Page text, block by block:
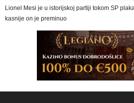
Lionel Mesi je u istorijskoj partiji tokom SP
kasnije on je preminuo